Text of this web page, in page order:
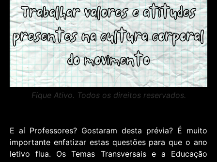
Fique Ativo. Todos os direitos reservados.
E aí Professores? Gostaram desta prévia? É muito
importante enfatizar estas questões para que o ano
letivo flua. Os Temas Transversais e a Educação